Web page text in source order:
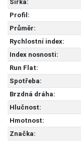
Šířka:
Profil:
Průměr:
Rychlostní index:
Index nosnosti:
Run Flat:
Spotřeba:
Brzdná dráha:
Hlučnost:
Hmotnost:
Značka: